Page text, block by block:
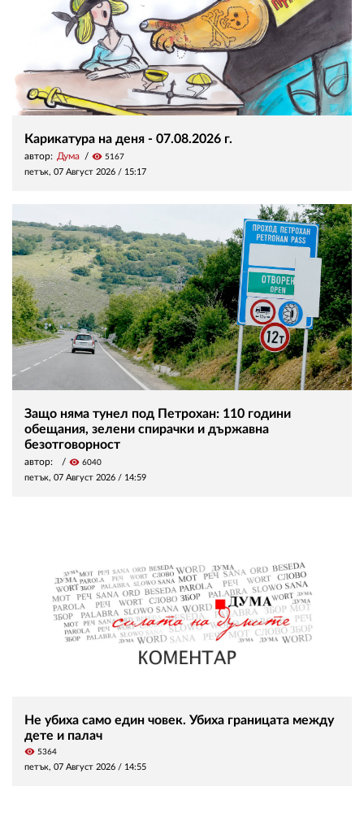
Карикатура на деня - 07.08.2026 г.
автор: Дума visibility 5167
петък, 07 Август 2026 / 15:17
Защо няма тунел под Петрохан: 110 години
обещания, зелени спирачки и държавна
безотговорност
автор: visibility 6040
петък, 07 Август 2026 / 14:59
Не убиха само един човек. Убиха границата между
дете и палач
visibility 5364
петък, 07 Август 2026 / 14:55